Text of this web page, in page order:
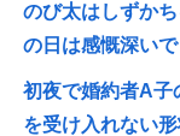
のび太はしずか
の日は感慨深い
初夜で婚約者A子
を受け入れない